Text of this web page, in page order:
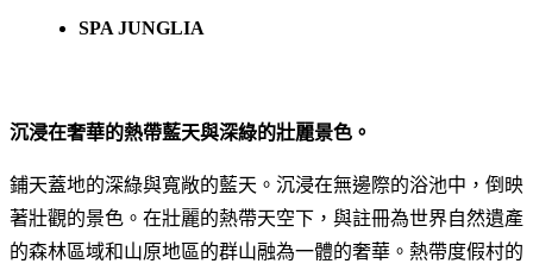
SPA JUNGLIA
沉浸在奢華的熱帶藍天與深綠的壯麗景色。
鋪天蓋地的深綠與寬敞的藍天。沉浸在無邊際的浴池中，倒映
著壯觀的景色。在壯麗的熱帶天空下，與註冊為世界自然遺產
的森林區域和山原地區的群山融為一體的奢華。熱帶度假村的